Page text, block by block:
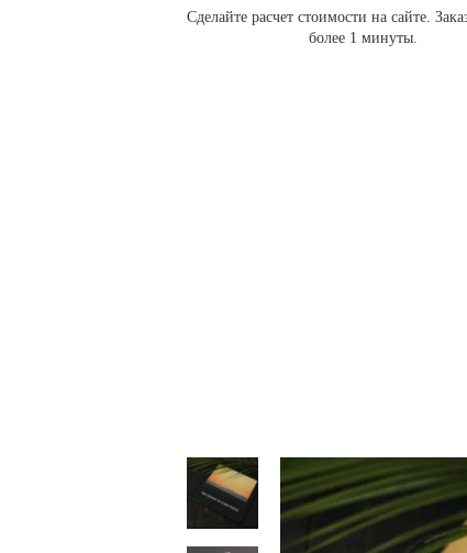
Сделайте расчет стоимости на сайте.
более 1 минуты.